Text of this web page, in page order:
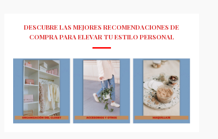
DESCUBRE LAS MEJORES RECOMENDACIONES DE
COMPRA PARA ELEVAR TU ESTILO PERSONAL